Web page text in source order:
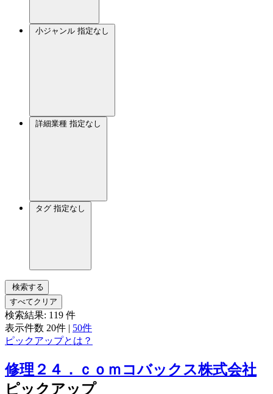
小ジャンル 指定なし
詳細業種 指定なし
タグ 指定なし
検索する
すべてクリア
検索結果: 119 件
表示件数 20件 | 50件
ピックアップとは？
修理２４．ｃｏｍコバックス株式会社
ピックアップ